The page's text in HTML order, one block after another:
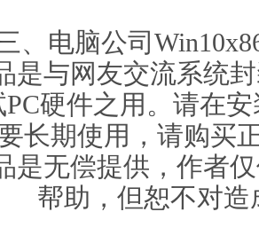
、电脑公司
是与网友交流系统
硬件之用。请在
长期使用，请购买
是无偿提供，作者
帮助，但恕不对